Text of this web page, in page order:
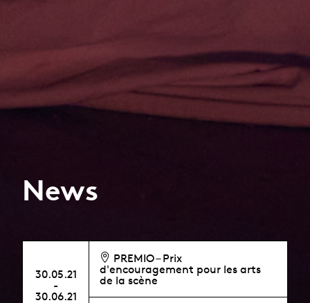
News
30.05.21
-
30.06.21
PREMIO – Prix
d'encouragement pour les arts
de la scène